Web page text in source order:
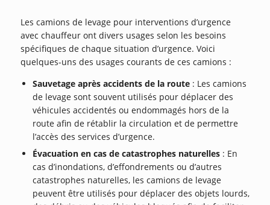
Les camions de levage pour interventions d’urgence
avec chauffeur ont divers usages selon les besoins
spécifiques de chaque situation d’urgence. Voici
quelques-uns des usages courants de ces camions :
Sauvetage après accidents de la route : Les camions
de levage sont souvent utilisés pour déplacer des
véhicules accidentés ou endommagés hors de la
route afin de rétablir la circulation et de permettre
l’accès des services d’urgence.
Évacuation en cas de catastrophes naturelles : En
cas d’inondations, d’effondrements ou d’autres
catastrophes naturelles, les camions de levage
peuvent être utilisés pour déplacer des objets lourds,